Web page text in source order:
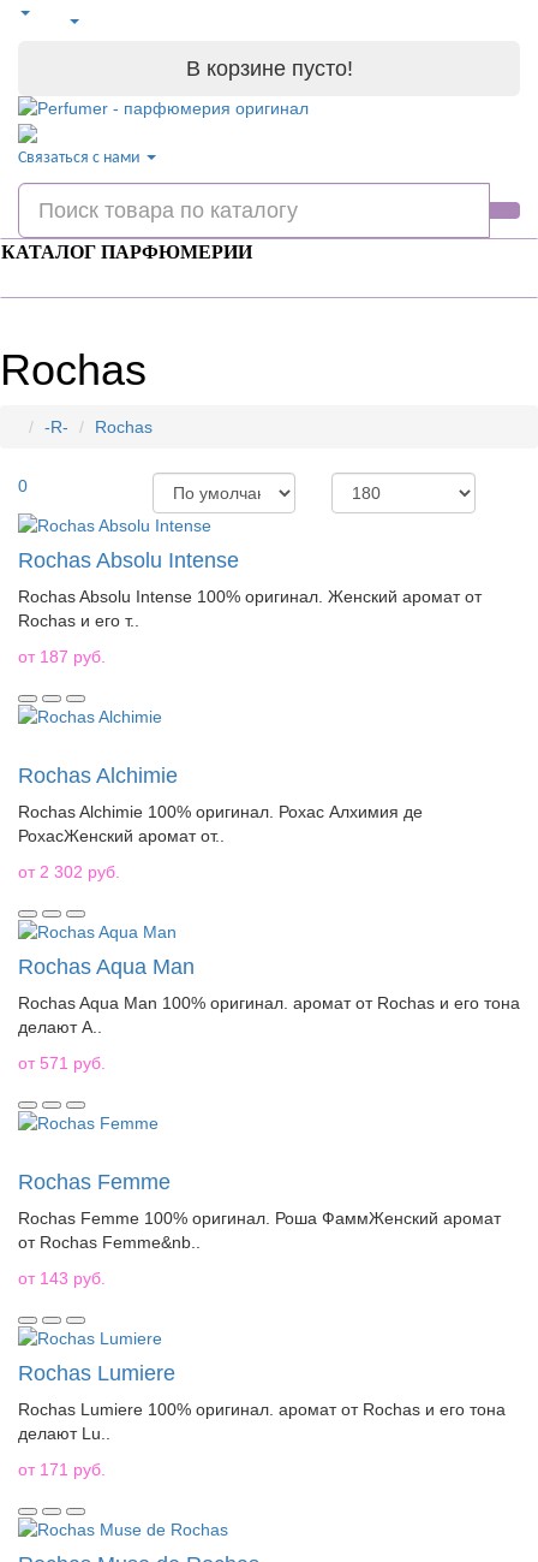
В корзине пусто!
Связаться с нами
КАТАЛОГ ПАРФЮМЕРИИ
Rochas
-R- Rochas
0
Rochas Absolu Intense
Rochas Absolu Intense 100% оригинал. Женский аромат от
Rochas и его т..
от 187 руб.
Rochas Alchimie
Rochas Alchimie 100% оригинал. Рохас Алхимия де
РохасЖенский аромат от..
от 2 302 руб.
Rochas Aqua Man
Rochas Aqua Man 100% оригинал. аромат от Rochas и его тона
делают A..
от 571 руб.
Rochas Femme
Rochas Femme 100% оригинал. Роша ФаммЖенский аромат
от Rochas Femme&nb..
от 143 руб.
Rochas Lumiere
Rochas Lumiere 100% оригинал. аромат от Rochas и его тона
делают Lu..
от 171 руб.